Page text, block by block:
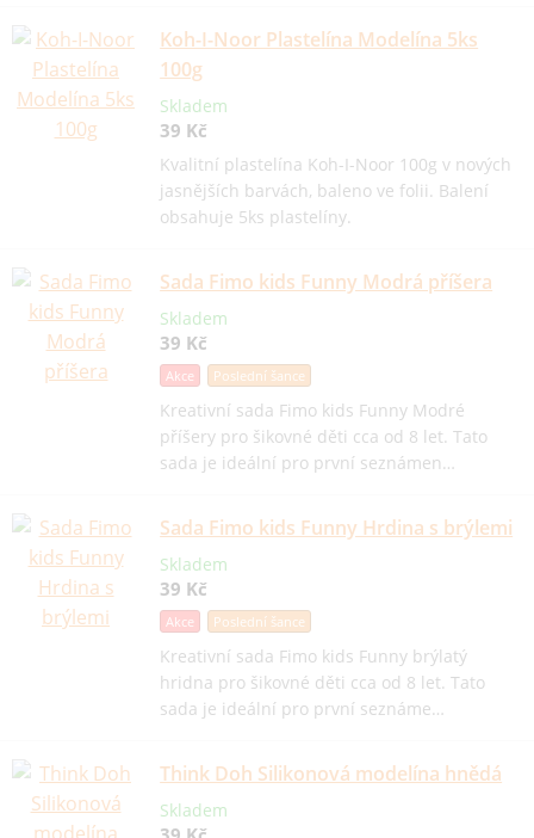
Koh-I-Noor Plastelína Modelína 5ks
100g
Skladem
39 Kč
Kvalitní plastelína Koh-I-Noor 100g v nových
jasnějších barvách, baleno ve folii. Balení
obsahuje 5ks plastelíny.
Sada Fimo kids Funny Modrá příšera
Skladem
39 Kč
Akce Poslední šance
Kreativní sada Fimo kids Funny Modré
příšery pro šikovné děti cca od 8 let. Tato
sada je ideální pro první seznámen…
Sada Fimo kids Funny Hrdina s brýlemi
Skladem
39 Kč
Akce Poslední šance
Kreativní sada Fimo kids Funny brýlatý
hridna pro šikovné děti cca od 8 let. Tato
sada je ideální pro první seznáme…
Think Doh Silikonová modelína hnědá
Skladem